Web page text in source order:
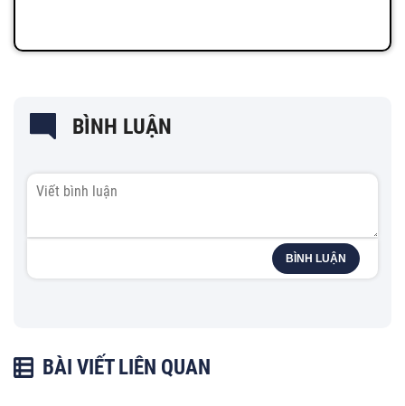
BÌNH LUẬN
BÌNH LUẬN
BÀI VIẾT LIÊN QUAN